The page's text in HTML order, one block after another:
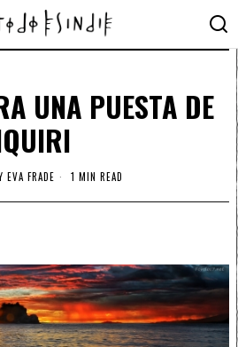
UNA PUESTA DE
EVA FRADE 1 MIN READ